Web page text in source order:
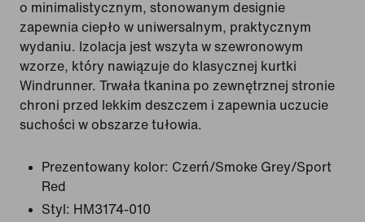
o minimalistycznym, stonowanym designie
zapewnia ciepło w uniwersalnym, praktycznym
wydaniu. Izolacja jest wszyta w szewronowym
wzorze, który nawiązuje do klasycznej kurtki
Windrunner. Trwała tkanina po zewnętrznej stronie
chroni przed lekkim deszczem i zapewnia uczucie
suchości w obszarze tułowia.
Prezentowany kolor: Czerń/Smoke Grey/Sport
Red
Styl: HM3174-010